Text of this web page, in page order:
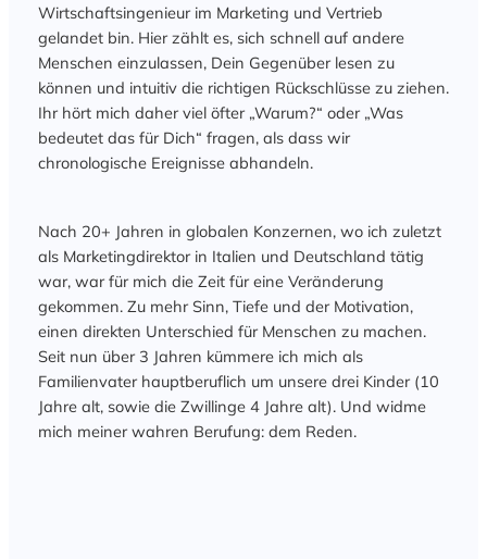
Wirtschaftsingenieur im Marketing und Vertrieb
gelandet bin. Hier zählt es, sich schnell auf andere
Menschen einzulassen, Dein Gegenüber lesen zu
können und intuitiv die richtigen Rückschlüsse zu ziehen.
Ihr hört mich daher viel öfter „Warum?“ oder „Was
bedeutet das für Dich“ fragen, als dass wir
chronologische Ereignisse abhandeln.
Nach 20+ Jahren in globalen Konzernen, wo ich zuletzt
als Marketingdirektor in Italien und Deutschland tätig
war, war für mich die Zeit für eine Veränderung
gekommen. Zu mehr Sinn, Tiefe und der Motivation,
einen direkten Unterschied für Menschen zu machen.
Seit nun über 3 Jahren kümmere ich mich als
Familienvater hauptberuflich um unsere drei Kinder (10
Jahre alt, sowie die Zwillinge 4 Jahre alt). Und widme
mich meiner wahren Berufung: dem Reden.